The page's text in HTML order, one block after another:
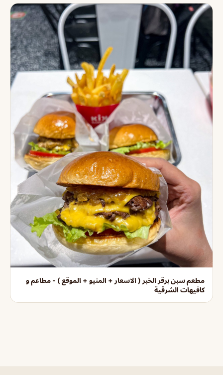
مطعم سبن برقر الخبر ( الاسعار + المنيو + الموقع ) - مطاعم و
كافيهات الشرقية